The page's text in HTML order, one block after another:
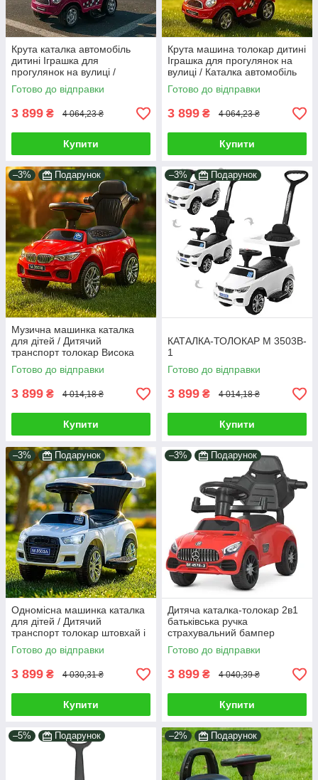
Крута каталка автомобіль
дитині Іграшка для
прогулянок на вулиці /
Машина толокар звук
бортики підніжка Рожевий
Готово до відправки
3 899 ₴ 4 064,23 ₴
Купити
Крута машина толокар дитині
Іграшка для прогулянок на
вулиці / Каталка автомобіль
звук бортики підніжка
Червоний
Готово до відправки
3 899 ₴ 4 064,23 ₴
Купити
–3% Подарунок
Музична машинка каталка
для дітей / Дитячий
транспорт толокар Висока
спинка ефекти бортики ручка
Червоний
Готово до відправки
3 899 ₴ 4 014,18 ₴
Купити
–3% Подарунок
КАТАЛКА-ТОЛОКАР M 3503B-
1
Готово до відправки
3 899 ₴ 4 014,18 ₴
Купити
–3% Подарунок
Одномісна машинка каталка
для дітей / Дитячий
транспорт толокар штовхай і
їдь світло звук бортики ручка
Білий
Готово до відправки
3 899 ₴ 4 030,31 ₴
Купити
–3% Подарунок
Дитяча каталка-толокар 2в1
батьківська ручка
страхувальний бампер
підставка для ніг світло
музика на батарейках
Готово до відправки
3 899 ₴ 4 040,39 ₴
Купити
–5% Подарунок –2% Подарунок